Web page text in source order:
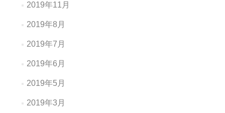
2019年11月
2019年8月
2019年7月
2019年6月
2019年5月
2019年3月